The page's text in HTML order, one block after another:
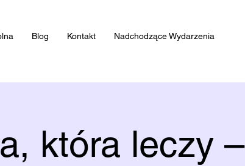
Blog Kontakt Nadchodzące Wydarzenia
która leczy –